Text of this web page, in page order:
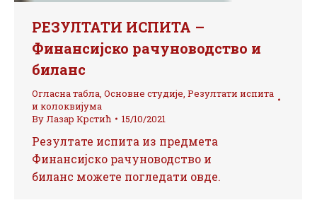
РЕЗУЛТАТИ ИСПИТА –
Финансијско рачуноводство и
биланс
Огласна табла, Основне студије, Резултати испита
и колоквијума
ByЛазар Крстић 15/10/2021
Резултате испита из предмета
Финансијско рачуноводство и
биланс можете погледати овде.